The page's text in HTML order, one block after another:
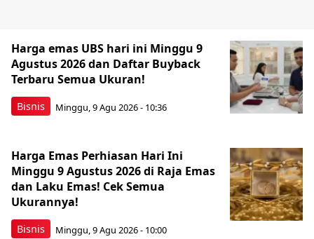
Bisnis
Harga emas UBS hari ini Minggu 9
Agustus 2026 dan Daftar Buyback
Terbaru Semua Ukuran!
Minggu, 9 Agu 2026 - 10:36
Bisnis
Harga Emas Perhiasan Hari Ini
Minggu 9 Agustus 2026 di Raja Emas
dan Laku Emas! Cek Semua
Ukurannya!
Minggu, 9 Agu 2026 - 10:00